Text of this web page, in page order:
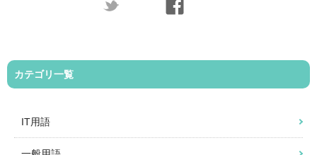
カテゴリ一覧
IT用語